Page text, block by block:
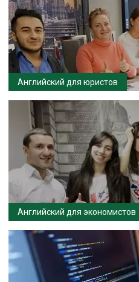
Английский для юристов
Английский для экономистов